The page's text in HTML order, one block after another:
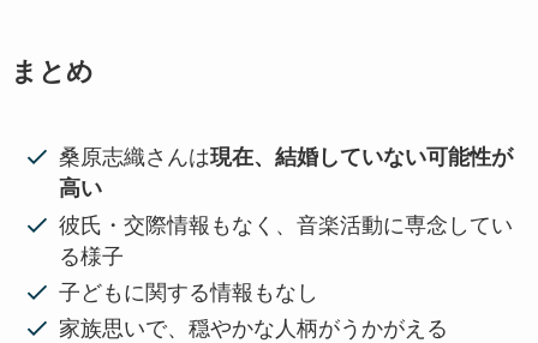
まとめ
桑原志織さんは現在、結婚していない可能性が
高い
彼氏・交際情報もなく、音楽活動に専念してい
る様子
子どもに関する情報もなし
家族思いで、穏やかな人柄がうかがえる